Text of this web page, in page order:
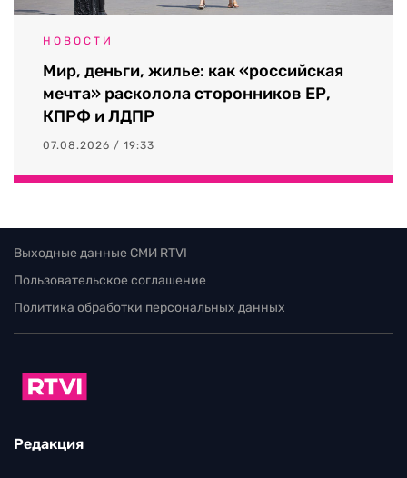
НОВОСТИ
Мир, деньги, жилье: как «российская
мечта» расколола сторонников ЕР,
КПРФ и ЛДПР
07.08.2026 / 19:33
Выходные данные СМИ RTVI
Пользовательское соглашение
Политика обработки персональных данных
Редакция